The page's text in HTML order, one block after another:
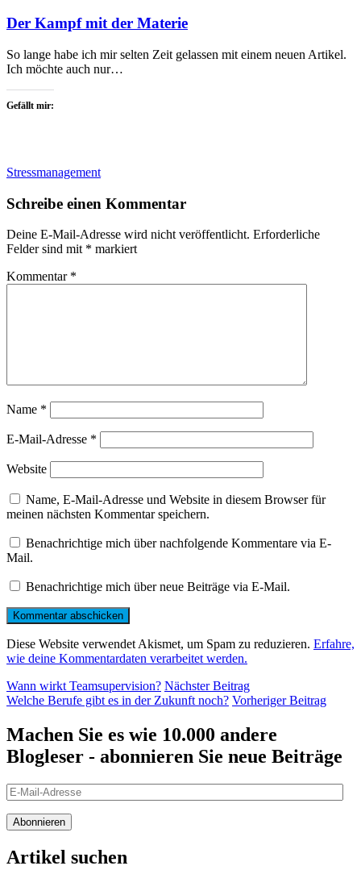
Der Kampf mit der Materie
So lange habe ich mir selten Zeit gelassen mit einem neuen Artikel.
Ich möchte auch nur…
Gefällt mir:
Stressmanagement
Schreibe einen Kommentar
Deine E-Mail-Adresse wird nicht veröffentlicht. Erforderliche
Felder sind mit * markiert
Kommentar *
Name *
E-Mail-Adresse *
Website
Name, E-Mail-Adresse und Website in diesem Browser für
meinen nächsten Kommentar speichern.
Benachrichtige mich über nachfolgende Kommentare via E-
Mail.
Benachrichtige mich über neue Beiträge via E-Mail.
Diese Website verwendet Akismet, um Spam zu reduzieren. Erfahre,
wie deine Kommentardaten verarbeitet werden.
Beitragsnavigation
Nächster
Beitrag
Wann wirkt Teamsupervision? Nächster Beitrag
Vorheriger
Welche Berufe gibt es in der Zukunft noch? Vorheriger Beitrag
Machen Sie es wie 10.000 andere
Blogleser - abonnieren Sie neue Beiträge
E-
Mail-
Adresse
Abonnieren
Artikel suchen